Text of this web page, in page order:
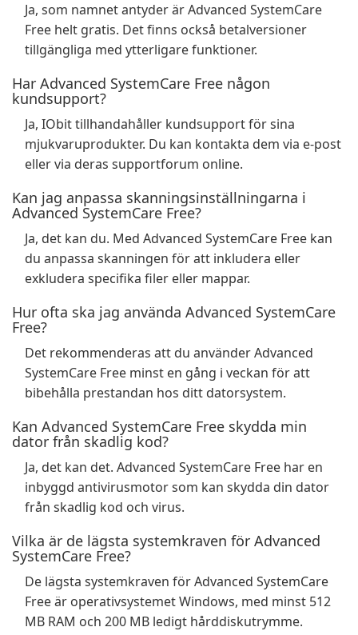
Ja, som namnet antyder är Advanced SystemCare
Free helt gratis. Det finns också betalversioner
tillgängliga med ytterligare funktioner.
Har Advanced SystemCare Free någon
kundsupport?
Ja, IObit tillhandahåller kundsupport för sina
mjukvaruprodukter. Du kan kontakta dem via e-post
eller via deras supportforum online.
Kan jag anpassa skanningsinställningarna i
Advanced SystemCare Free?
Ja, det kan du. Med Advanced SystemCare Free kan
du anpassa skanningen för att inkludera eller
exkludera specifika filer eller mappar.
Hur ofta ska jag använda Advanced SystemCare
Free?
Det rekommenderas att du använder Advanced
SystemCare Free minst en gång i veckan för att
bibehålla prestandan hos ditt datorsystem.
Kan Advanced SystemCare Free skydda min
dator från skadlig kod?
Ja, det kan det. Advanced SystemCare Free har en
inbyggd antivirusmotor som kan skydda din dator
från skadlig kod och virus.
Vilka är de lägsta systemkraven för Advanced
SystemCare Free?
De lägsta systemkraven för Advanced SystemCare
Free är operativsystemet Windows, med minst 512
MB RAM och 200 MB ledigt hårddiskutrymme.